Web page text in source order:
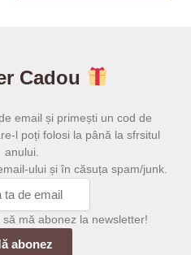
Cadou
email și primești un cod de
l poți folosi la până la sfrsitul
anului.
ului și în căsuța spam/junk.
mă abonez la newsletter!